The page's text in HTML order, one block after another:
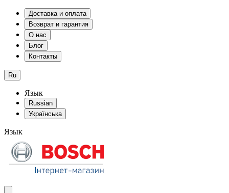
Доставка и оплата
Возврат и гарантия
О нас
Блог
Контакты
Ru
Язык
Russian
Українська
Язык